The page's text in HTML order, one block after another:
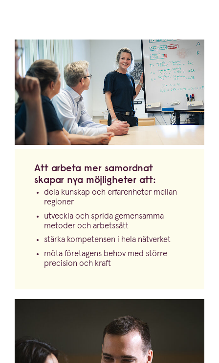
Att arbeta mer samordnat
skapar nya möjligheter att:
dela kunskap och erfaren­heter mellan
regioner
utveckla och sprida gemensamma
metoder och arbetssätt
stärka kompetensen i hela nätverket
möta företagens behov med större
precision och kraft